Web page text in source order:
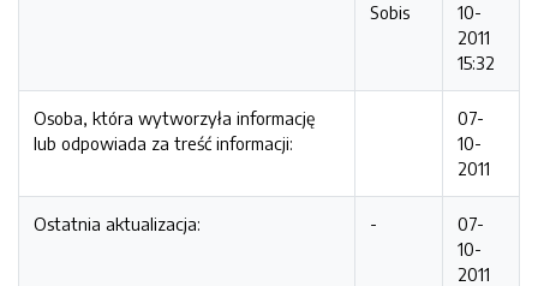
Sobis
10-
2011
15:32
Osoba, która wytworzyła informację
lub odpowiada za treść informacji:
07-
10-
2011
Ostatnia aktualizacja: -
07-
10-
2011